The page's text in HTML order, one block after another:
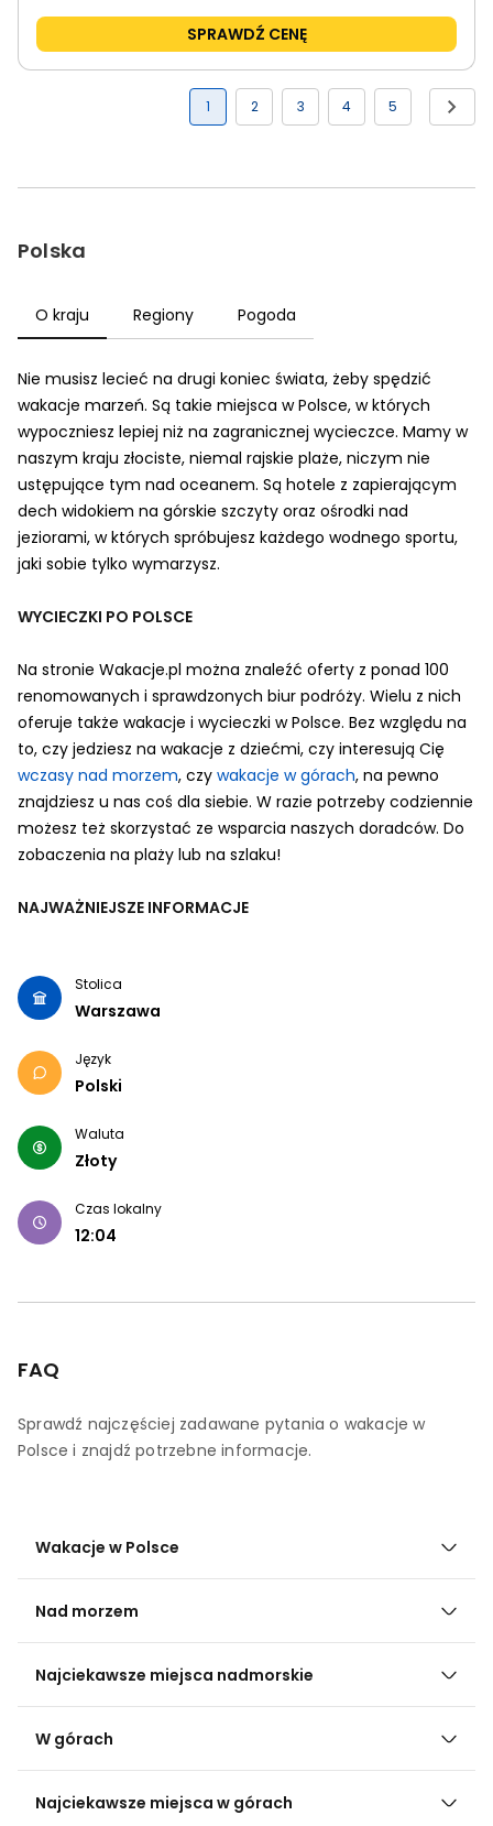
SPRAWDŹ CENĘ
1 2 3 4 5
Polska
O kraju Regiony Pogoda
Nie musisz lecieć na drugi koniec świata, żeby spędzić
wakacje marzeń. Są takie miejsca w Polsce, w których
wypoczniesz lepiej niż na zagranicznej wycieczce. Mamy w
naszym kraju złociste, niemal rajskie plaże, niczym nie
ustępujące tym nad oceanem. Są hotele z zapierającym
dech widokiem na górskie szczyty oraz ośrodki nad
jeziorami, w których spróbujesz każdego wodnego sportu,
jaki sobie tylko wymarzysz.
WYCIECZKI PO POLSCE
Na stronie Wakacje.pl można znaleźć oferty z ponad 100
renomowanych i sprawdzonych biur podróży. Wielu z nich
oferuje także wakacje i wycieczki w Polsce. Bez względu na
to, czy jedziesz na wakacje z dziećmi, czy interesują Cię
wczasy nad morzem, czy wakacje w górach, na pewno
znajdziesz u nas coś dla siebie. W razie potrzeby codziennie
możesz też skorzystać ze wsparcia naszych doradców. Do
zobaczenia na plaży lub na szlaku!
NAJWAŻNIEJSZE INFORMACJE
Stolica
Warszawa
Język
Polski
Waluta
Złoty
Czas lokalny
12:04
FAQ
Sprawdź najczęściej zadawane pytania o wakacje w
Polsce i znajdź potrzebne informacje.
Wakacje w Polsce
Nad morzem
Najciekawsze miejsca nadmorskie
W górach
Najciekawsze miejsca w górach